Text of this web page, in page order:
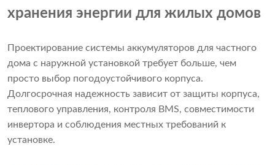
хранения энергии для жилых домов
Проектирование системы аккумуляторов для частного
дома с наружной установкой требует больше, чем
просто выбор погодоустойчивого корпуса.
Долгосрочная надежность зависит от защиты корпуса,
теплового управления, контроля BMS, совместимости
инвертора и соблюдения местных требований к
установке.